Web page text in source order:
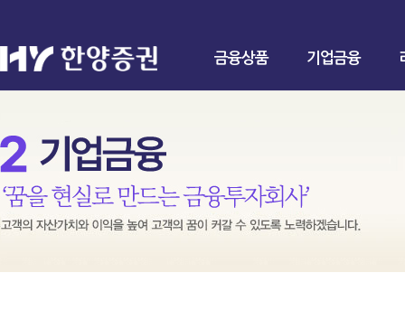
금융상품 기업금융